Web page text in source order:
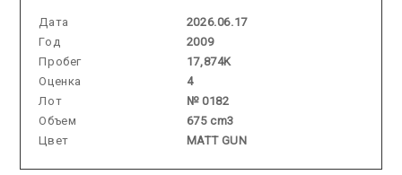
Дата
2026.06.17
Год
2009
Пробег
17,874K
Оценка
4
Лот
№ 0182
Объем
675 cm3
Цвет
MATT GUN